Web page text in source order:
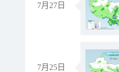
7月27日
7月25日